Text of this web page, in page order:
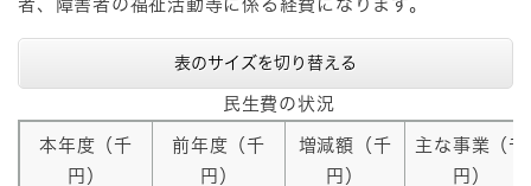
者、障害者の福祉活動等に係る経費になります。
表のサイズを切り替える
民生費の状況
本年度（千
円）
前年度（千
円）
増減額（千
円）
主な事業（千
円）